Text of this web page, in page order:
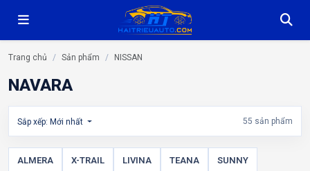
Trang chủ Sản phẩm NISSAN
NAVARA
Sắp xếp: Mới nhất 55 sản phẩm
ALMERA X-TRAIL LIVINA TEANA SUNNY